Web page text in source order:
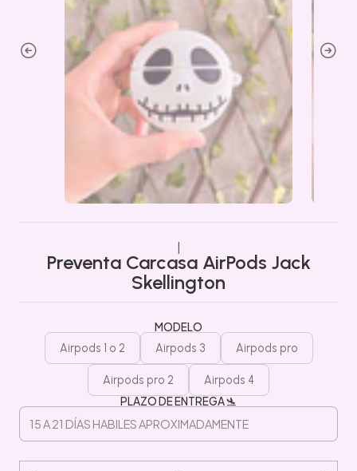
Preventa Carcasa AirPods Jack
Skellington
MODELO
Airpods 1 o 2 Airpods 3 Airpods pro
Airpods pro 2 Airpods 4
PLAZO DE ENTREGA 🛬